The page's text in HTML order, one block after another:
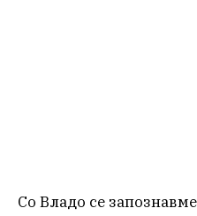
Со Владо се